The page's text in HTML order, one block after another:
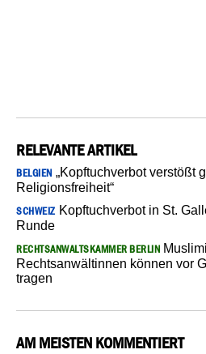
RELEVANTE ARTIKEL
BELGIEN „Kopftuchverbot verstößt
Religionsfreiheit“
SCHWEIZ Kopftuchverbot in St.
Runde
RECHTSANWALTSKAMMER BERLIN
Rechtsanwältinnen können vor
tragen
AM MEISTEN KOMMENTIERT